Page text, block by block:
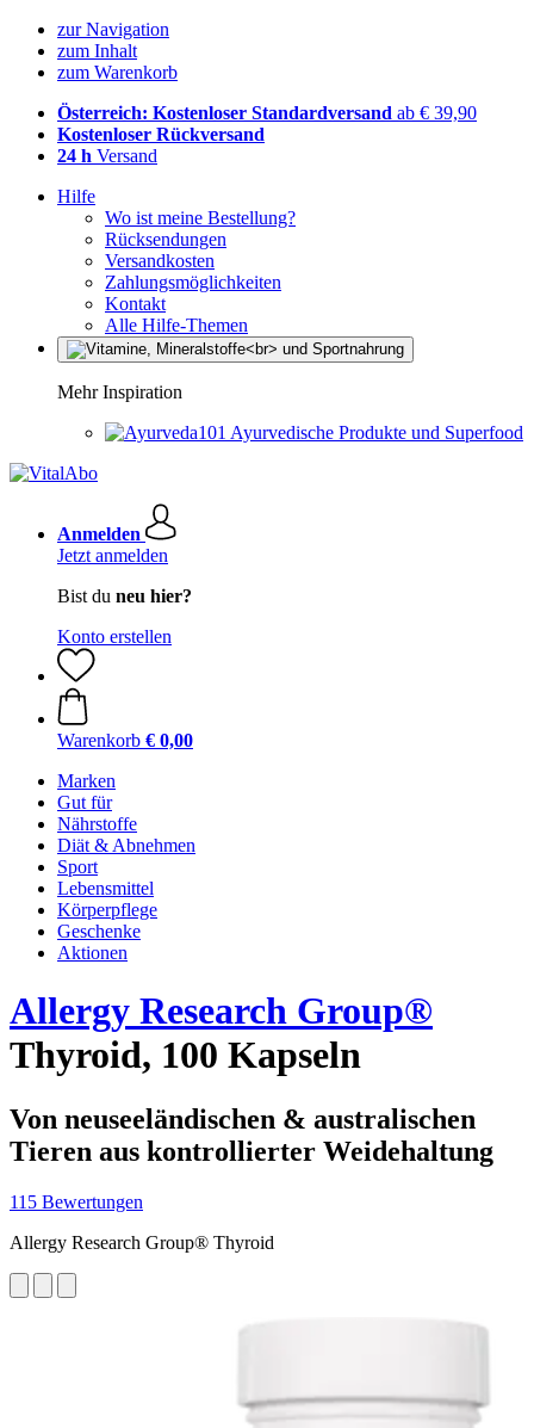
zur Navigation
zum Inhalt
zum Warenkorb
Österreich: Kostenloser Standardversand ab € 39,90
Kostenloser Rückversand
24 h Versand
Hilfe
Wo ist meine Bestellung?
Rücksendungen
Versandkosten
Zahlungsmöglichkeiten
Kontakt
Alle Hilfe-Themen
Mehr Inspiration
Ayurvedische Produkte und Superfood
Anmelden
Jetzt anmelden
Bist du neu hier?
Konto erstellen
Warenkorb € 0,00
Marken
Gut für
Nährstoffe
Diät & Abnehmen
Sport
Lebensmittel
Körperpflege
Geschenke
Aktionen
Allergy Research Group®
Thyroid, 100 Kapseln
Von neuseeländischen & australischen
Tieren aus kontrollierter Weidehaltung
115 Bewertungen
Allergy Research Group® Thyroid